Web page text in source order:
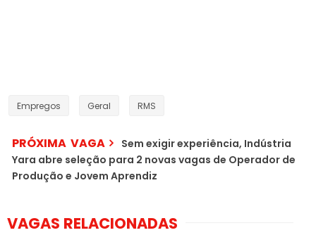
Empregos Geral RMS
PRÓXIMA VAGA
Sem exigir experiência, Indústria
Yara abre seleção para 2 novas vagas de Operador de
Produção e Jovem Aprendiz
VAGAS RELACIONADAS